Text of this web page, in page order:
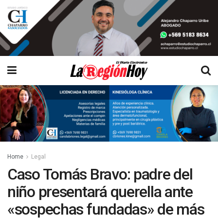
Home Legal
Caso Tomás Bravo: padre del
niño presentará querella ante
«sospechas fundadas» de más